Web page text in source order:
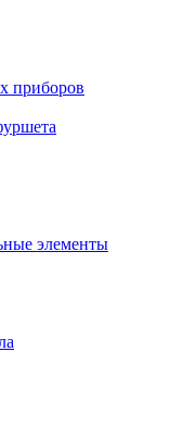
приборов
элементы